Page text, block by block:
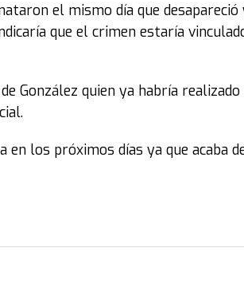
el mismo día que
que el crimen estaría
González quien ya habría
los próximos días ya que acaba